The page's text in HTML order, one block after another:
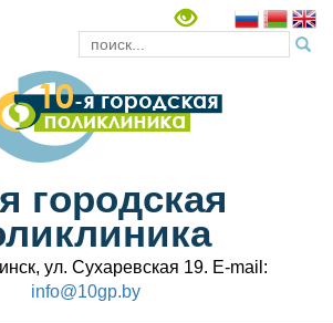
городская
ул. Сухаревская 19. E-mail:
info@10gp.by